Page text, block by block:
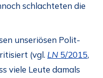
schlachteten die
unseriösen Polit-
(vgl. LN 5/2015,
viele Leute damals